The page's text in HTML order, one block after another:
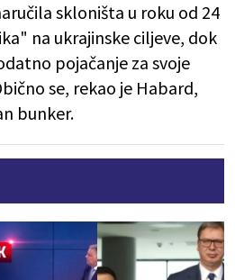
skloništa u roku od 24
na ukrajinske ciljeve, dok
pojačanje za svoje
se, rekao je Habard,
bunker.